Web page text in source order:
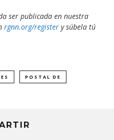
ser publicada en nuestra
rgnn.org/register y súbela tú
POSTAL DE